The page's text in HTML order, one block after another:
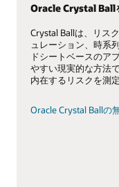
シックスシ
のメトリッ
Crystal Ballの時系
クスシグマ・アプ
して充実した追加
実現可能な
Oracle Crystal Ball
の期間限定版で、
択可能です。この
で、学術予算に合
す。25席以上から
ポートは提供して
教員版
Oracle Crystal Ball
Crystal Ballは、リス
ュレーション、時系
ドシートベースのア
やすい現実的な方法
内在するリスクを測
Oracle Crystal Ballの